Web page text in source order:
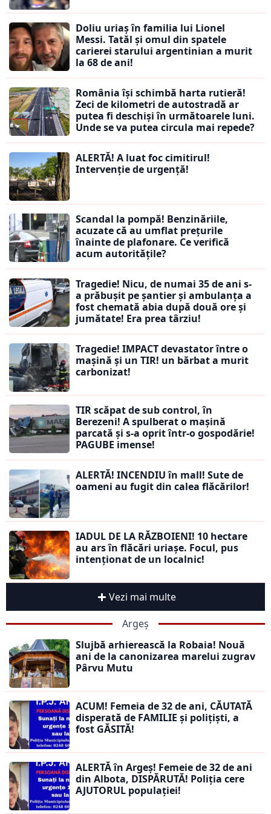
Doliu uriaș în familia lui Lionel
Messi. Tatăl și omul din spatele
carierei starului argentinian a murit
la 68 de ani!
România își schimbă harta rutieră!
Zeci de kilometri de autostradă ar
putea fi deschiși în următoarele luni.
Unde se va putea circula mai repede?
ALERTĂ! A luat foc cimitirul!
Intervenție de urgență!
Scandal la pompă! Benzinăriile,
acuzate că au umflat prețurile
înainte de plafonare. Ce verifică
acum autoritățile?
Tragedie! Nicu, de numai 35 de ani s-
a prăbușit pe șantier și ambulanța a
fost chemată abia după două ore și
jumătate! Era prea târziu!
Tragedie! IMPACT devastator între o
mașină și un TIR! un bărbat a murit
carbonizat!
TIR scăpat de sub control, în
Berezeni! A spulberat o mașină
parcată și s-a oprit într-o gospodărie!
PAGUBE imense!
ALERTĂ! INCENDIU în mall! Sute de
oameni au fugit din calea flăcărilor!
IADUL DE LA RĂZBOIENI! 10 hectare
au ars în flăcări uriașe. Focul, pus
intenționat de un localnic!
Vezi mai multe
Argeș
Slujbă arhierească la Robaia! Nouă
ani de la canonizarea marelui zugrav
Pârvu Mutu
ACUM! Femeia de 32 de ani, CĂUTATĂ
disperată de FAMILIE și polițiști, a
fost GĂSITĂ!
ALERTĂ în Argeș! Femeie de 32 de ani
din Albota, DISPĂRUTĂ! Poliția cere
AJUTORUL populației!